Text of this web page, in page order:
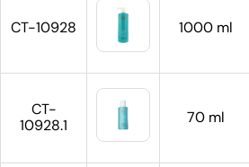
CT-10928 1000 ml
CT-
10928.1
70 ml